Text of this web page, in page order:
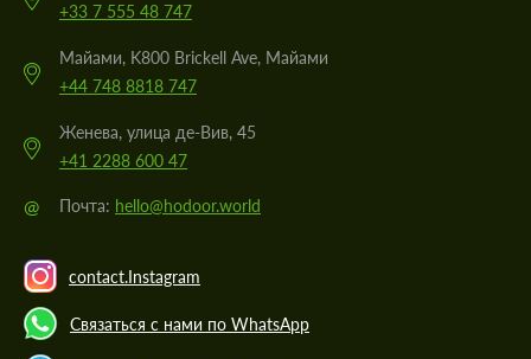
+33 7 555 48 747
Майами, K800 Brickell Ave, Майами
+44 748 8818 747
Женева, улица де-Вив, 45
+41 2288 600 47
@ Почта: hello@hodoor.world
contact.Instagram
Связаться с нами по WhatsApp